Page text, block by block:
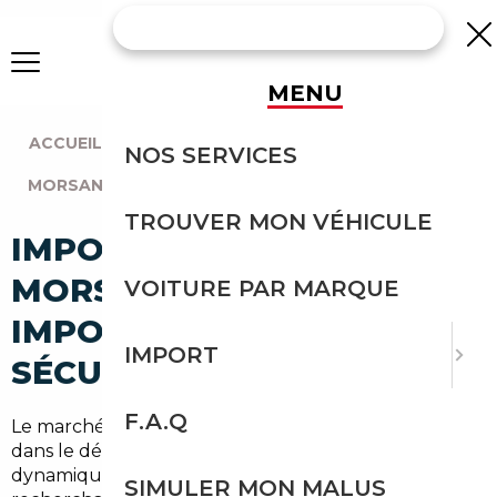
ACCUEIL AGENCE PARIS
MORSANG-SUR-ORGE (91390)
IMPORT VOITURE À
MORSANG-SUR-ORGE :
IMPORTEZ EN TOUTE
SÉCURITÉ
Le marché automobile en
dans le département de l'Essonne (91) est
dynamique, entre navetteurs vers Paris et familles
MENU
NOS SERVICES
TROUVER MON VÉHICULE
VOITURE PAR MARQUE
IMPORT
F.A.Q
SIMULER MON MALUS